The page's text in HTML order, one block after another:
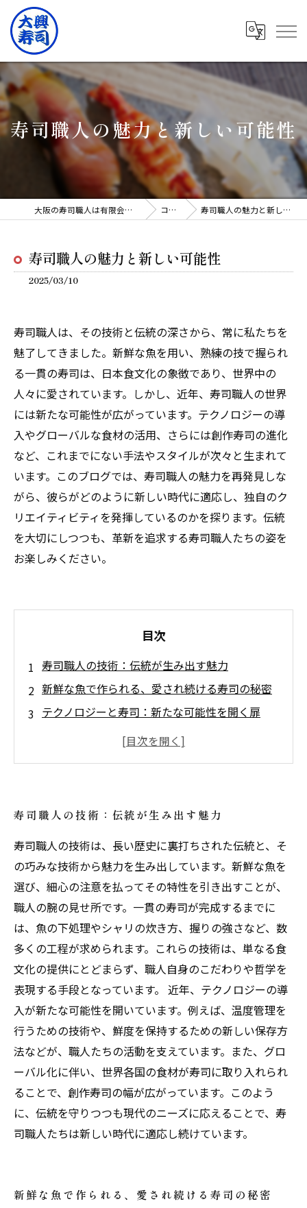
寿司職人の魅力と新しい可能性
大阪の寿司職人は有限会社大興寿司 コラム 寿司職人の魅力と新しい可能性
寿司職人の魅力と新しい可能性
2025/03/10
寿司職人は、その技術と伝統の深さから、常に私たちを
魅了してきました。新鮮な魚を用い、熟練の技で握られ
る一貫の寿司は、日本食文化の象徴であり、世界中の
人々に愛されています。しかし、近年、寿司職人の世界
には新たな可能性が広がっています。テクノロジーの導
入やグローバルな食材の活用、さらには創作寿司の進化
など、これまでにない手法やスタイルが次々と生まれて
います。このブログでは、寿司職人の魅力を再発見しな
がら、彼らがどのように新しい時代に適応し、独自のク
リエイティビティを発揮しているのかを探ります。伝統
を大切にしつつも、革新を追求する寿司職人たちの姿を
お楽しみください。
目次
寿司職人の技術：伝統が生み出す魅力
新鮮な魚で作られる、愛され続ける寿司の秘密
テクノロジーと寿司：新たな可能性を開く扉
グローバル食材の活用：寿司に新しい風を吹き
伝統を守りつつ革新する寿司職人の姿
これからの寿司職人：未来への道を切り拓く
寿司職人の技術：伝統が生み出す魅力
寿司職人の技術は、長い歴史に裏打ちされた伝統と、そ
の巧みな技術から魅力を生み出しています。新鮮な魚を
選び、細心の注意を払ってその特性を引き出すことが、
職人の腕の見せ所です。一貫の寿司が完成するまでに
は、魚の下処理やシャリの炊き方、握りの強さなど、数
多くの工程が求められます。これらの技術は、単なる食
文化の提供にとどまらず、職人自身のこだわりや哲学を
表現する手段となっています。 近年、テクノロジーの導
入が新たな可能性を開いています。例えば、温度管理を
行うための技術や、鮮度を保持するための新しい保存方
法などが、職人たちの活動を支えています。また、グロ
ーバル化に伴い、世界各国の食材が寿司に取り入れられ
ることで、創作寿司の幅が広がっています。このよう
に、伝統を守りつつも現代のニーズに応えることで、寿
司職人たちは新しい時代に適応し続けています。
新鮮な魚で作られる、愛され続ける寿司の秘密